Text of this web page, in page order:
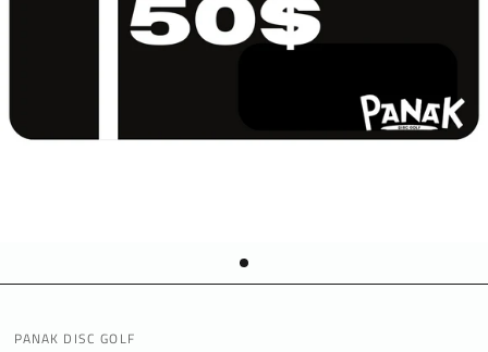
PANAK DISC GOLF